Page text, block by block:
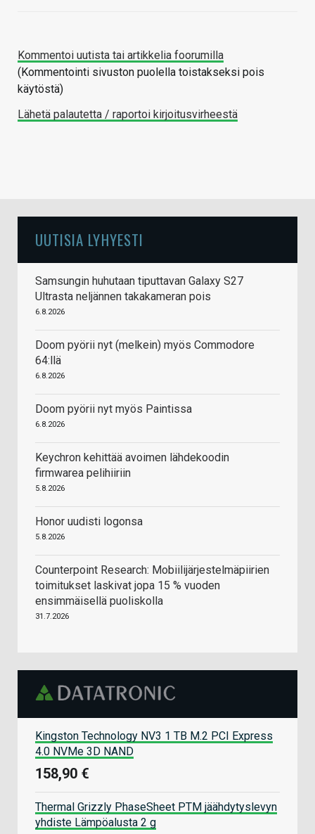
Kommentoi uutista tai artikkelia foorumilla
(Kommentointi sivuston puolella toistakseksi pois
käytöstä)
Lähetä palautetta / raportoi kirjoitusvirheestä
UUTISIA LYHYESTI
Samsungin huhutaan tiputtavan Galaxy S27
Ultrasta neljännen takakameran pois
6.8.2026
Doom pyörii nyt (melkein) myös Commodore
64:llä
6.8.2026
Doom pyörii nyt myös Paintissa
6.8.2026
Keychron kehittää avoimen lähdekoodin
firmwarea pelihiiriin
5.8.2026
Honor uudisti logonsa
5.8.2026
Counterpoint Research: Mobiilijärjestelmäpiirien
toimitukset laskivat jopa 15 % vuoden
ensimmäisellä puoliskolla
31.7.2026
Kingston Technology NV3 1 TB M.2 PCI Express
4.0 NVMe 3D NAND
158,90 €
Thermal Grizzly PhaseSheet PTM jäähdytyslevyn
yhdiste Lämpöalusta 2 g